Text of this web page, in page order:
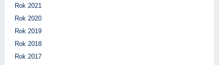
Rok 2021
Rok 2020
Rok 2019
Rok 2018
Rok 2017